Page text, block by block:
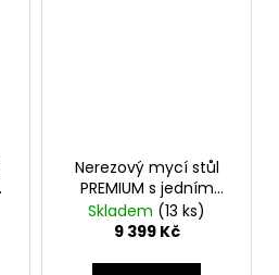
Nerezový mycí stůl
PREMIUM s jedním
dřezem vpravo, spodní
policí a zadním
Skladem (13 ks)
9 399 Kč